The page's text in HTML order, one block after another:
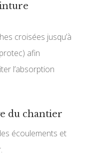
croisées jusqu’à
afin
l’absorption
du chantier
écoulements et